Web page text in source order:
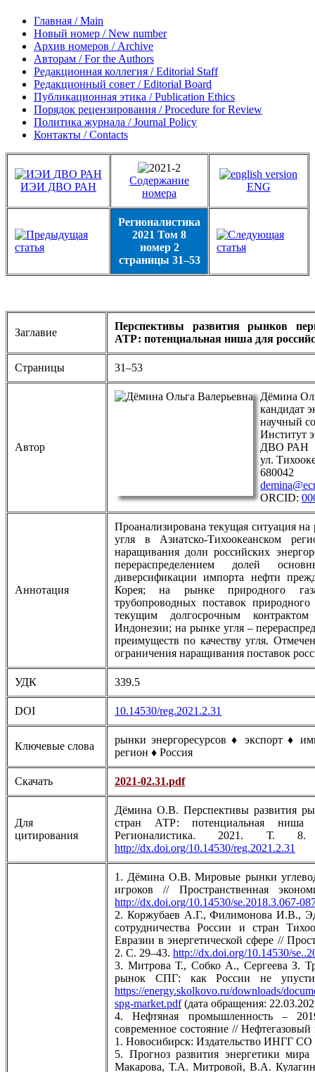
Главная / Main
Новый номер / New number
Архив номеров / Archive
Авторам / For the Authors
Редакционная коллегия / Editorial Staff
Редакционный совет / Editorial Board
Публикационная этика / Publication Ethics
Порядок рецензирования / Procedure for Review
Политика журнала / Journal Policy
Контакты / Contacts
ИЭИ ДВО РАН
Содержание
номера
ENG
Регионалистика
2021 Том 8
номер 2
страницы 31–53
Заглавие
Перспективы развития рынков
АТР: потенциальная ниша для
Страницы 31–53
Автор
Дёмина
кандидат
научный
Институт
ДВО РАН
ул.
680042
ORCID:
Аннотация
Проанализирована текущая ситуация
угля в Азиатско-Тихоокеанском
наращивания доли российских
перераспределением долей
диверсификации импорта нефти
Корея; на рынке природного
трубопроводных поставок
текущим долгосрочным
Индонезии; на рынке угля –
преимуществ по качеству угля.
ограничения наращивания поставок
УДК 339.5
DOI 10.14530/reg.2021.2.31
Ключевые слова
рынки энергоресурсов ♦ экспорт ♦
регион ♦ Россия
Скачать 2021-02.31.pdf
Для
цитирования
Дёмина О.В. Перспективы развития
стран АТР: потенциальная ниша
Регионалистика.
http://dx.doi.org/10.14530/reg.2021.2.31
1. Дёмина О.В. Мировые рынки
игроков // Пространственная
http://dx.doi.org/10.14530/se.2018.3.067-
2. Коржубаев А.Г., Филимонова И.В.,
сотрудничества России и стран
Евразии в энергетической сфере //
2. С. 29–43. http://dx.doi.org/10.14530/
3. Митрова Т., Собко А., Сергеева З.
рынок СПГ: как России не
https://energy.skolkovo.ru/downloads/
spg-market.pdf(дата обращения:
4. Нефтяная промышленность –
современное состояние //
1. Новосибирск: Издательство ИНГГ
5. Прогноз развития энергетики
Макарова, Т.А. Митровой, В.А.